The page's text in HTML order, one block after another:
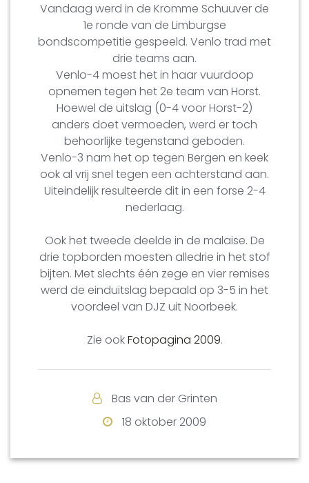
Vandaag werd in de Kromme Schuuver de
1e ronde van de Limburgse
bondscompetitie gespeeld. Venlo trad met
drie teams aan.
Venlo-4 moest het in haar vuurdoop
opnemen tegen het 2e team van Horst.
Hoewel de uitslag (0-4 voor Horst-2)
anders doet vermoeden, werd er toch
behoorlijke tegenstand geboden.
Venlo-3 nam het op tegen Bergen en keek
ook al vrij snel tegen een achterstand aan.
Uiteindelijk resulteerde dit in een forse 2-4
nederlaag.
Ook het tweede deelde in de malaise. De
drie topborden moesten alledrie in het stof
bijten. Met slechts één zege en vier remises
werd de einduitslag bepaald op 3-5 in het
voordeel van DJZ uit Noorbeek.
Zie ookFotopagina 2009.
Bas van der Grinten
18 oktober 2009